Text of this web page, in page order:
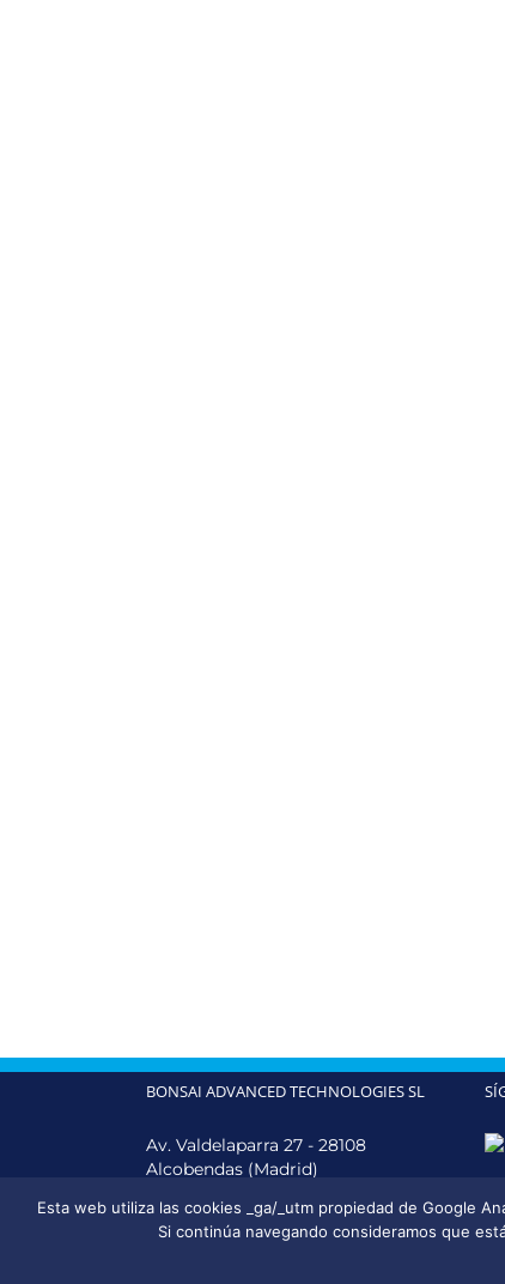
BONSAI ADVANCED TECHNOLOGIES SL
Av. Valdelaparra 27 - 28108
Alcobendas (Madrid)
Email:info@bonsaiadvanced.com
Esta web utiliza las cookies _ga/_utm propiedad de Google
Si continúa navegando consideramos que